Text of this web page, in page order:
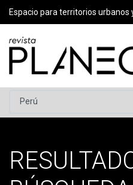
Espacio para territorios urbanos
Buscar...
Portada»Has buscado por